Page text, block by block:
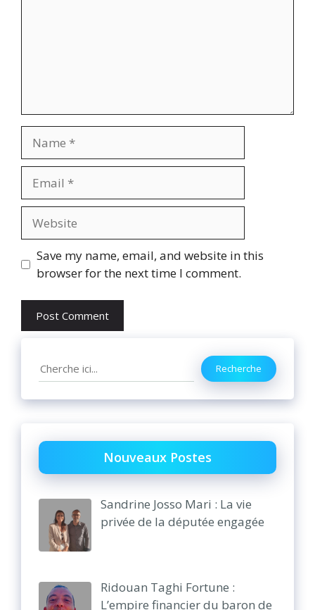
Save my name, email, and website in this
browser for the next time I comment.
Search Recherche
Nouveaux Postes
Sandrine Josso Mari : La vie
privée de la députée engagée
Ridouan Taghi Fortune :
L’empire financier du baron de